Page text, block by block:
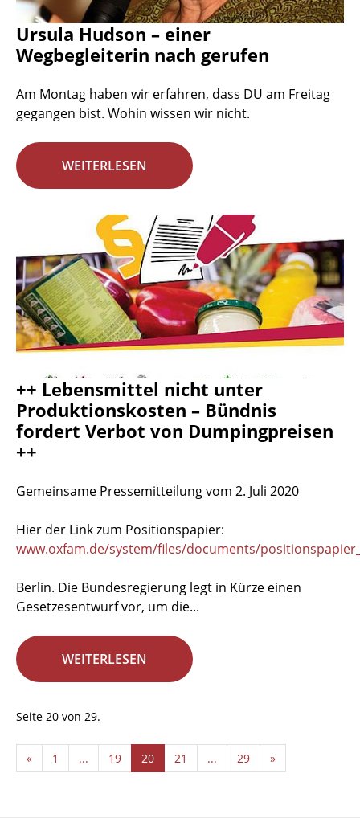
Ursula Hudson – einer
Wegbegleiterin nach gerufen
Am Montag haben wir erfahren, dass DU am Freitag
gegangen bist. Wohin wissen wir nicht.
WEITERLESEN
++ Lebensmittel nicht unter
Produktionskosten – Bündnis
fordert Verbot von Dumpingpreisen
++
Gemeinsame Pressemitteilung vom 2. Juli 2020
Hier der Link zum Positionspapier:
www.oxfam.de/system/files/documents/
Berlin. Die Bundesregierung legt in Kürze einen
Gesetzesentwurf vor, um die...
WEITERLESEN
Seite 20 von 29.
« 1 ... 19 20 21 ... 29 »